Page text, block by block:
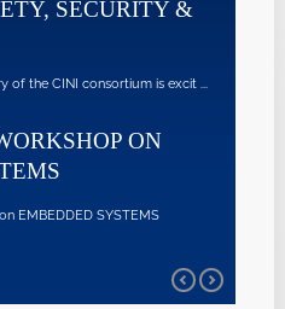
SECURITY &
consortium is excit ...
ON
SYSTEMS
IWES - ITALIAN